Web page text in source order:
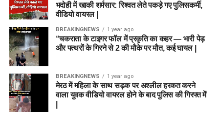
भदोही में खाकी शर्मसार: रिश्वत लेते पकड़े गए पुलिसकर्मी,
वीडियो वायरल |
BREAKINGNEWS 1 year ago
“चकराता के टाइगर फॉल में प्रकृति का कहर — भारी पेड़
और पत्थरों के गिरने से 2 की मौके पर मौत, कई घायल |
BREAKINGNEWS 1 year ago
मेरठ में महिला के साथ सड़क पर अश्लील हरकत करने
वाला युवक वीडियो वायरल होने के बाद पुलिस की गिरफ्त में